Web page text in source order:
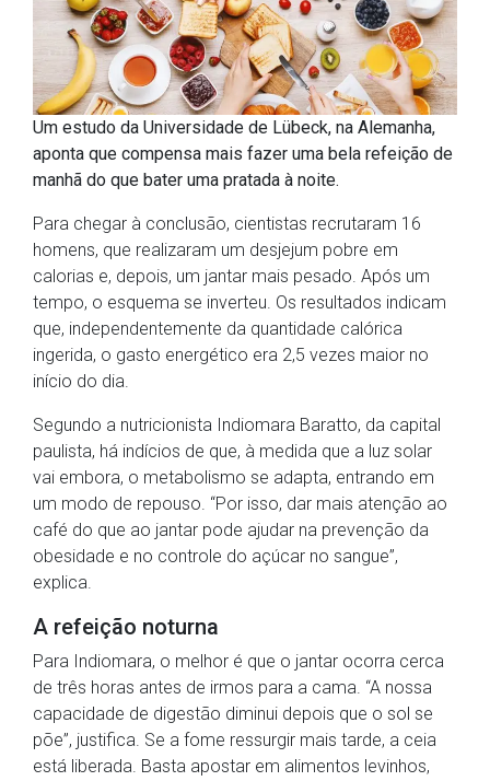
Um estudo da Universidade de Lübeck, na Alemanha,
aponta que compensa mais fazer uma bela refeição de
manhã do que bater uma pratada à noite.
Para chegar à conclusão, cientistas recrutaram 16
homens, que realizaram um desjejum pobre em
calorias e, depois, um jantar mais pesado. Após um
tempo, o esquema se inverteu. Os resultados indicam
que, independentemente da quantidade calórica
ingerida, o gasto energético era 2,5 vezes maior no
início do dia.
Segundo a nutricionista Indiomara Baratto, da capital
paulista, há indícios de que, à medida que a luz solar
vai embora, o metabolismo se adapta, entrando em
um modo de repouso. “Por isso, dar mais atenção ao
café do que ao jantar pode ajudar na prevenção da
obesidade e no controle do açúcar no sangue”,
explica.
A refeição noturna
Para Indiomara, o melhor é que o jantar ocorra cerca
de três horas antes de irmos para a cama. “A nossa
capacidade de digestão diminui depois que o sol se
põe”, justifica. Se a fome ressurgir mais tarde, a ceia
está liberada. Basta apostar em alimentos levinhos,